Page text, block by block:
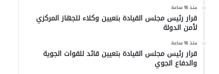
منذ 16 ساعة
قرار رئيس مجلس القيادة بتعيين وكلاء للجهاز المركزي
لأمن الدولة
منذ 16 ساعة
قرار رئيس مجلس القيادة بتعيين قائد للقوات الجوية
والدفاع الجوي